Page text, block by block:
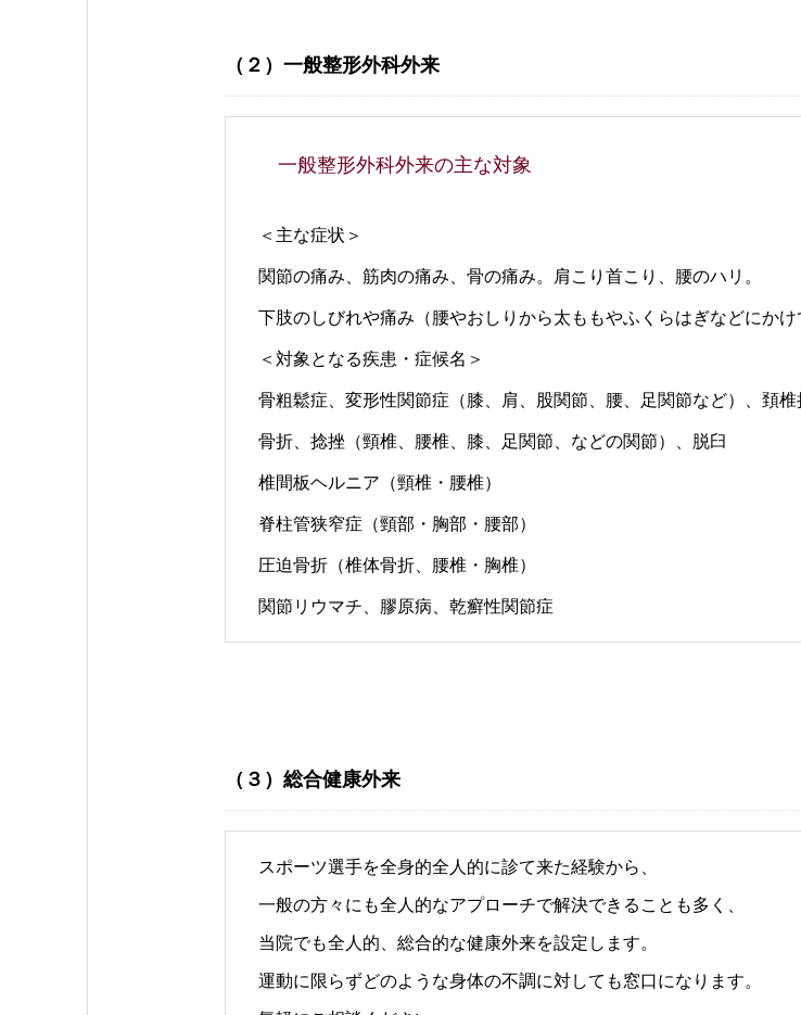
（２）一般整形外科外来
一般整形外科外来の主な対象
＜主な症状＞
関節の痛み、筋肉の痛み、骨の痛み。肩こり首こり、腰のハリ。
下肢のしびれや痛み（腰やおしりから太ももやふくらはぎなどにかけ
＜対象となる疾患・症候名＞
骨粗鬆症、変形性関節症（膝、肩、股関節、腰、足関節など）、頚
骨折、捻挫（頸椎、腰椎、膝、足関節、などの関節）、脱臼
椎間板ヘルニア（頸椎・腰椎）
脊柱管狭窄症（頸部・胸部・腰部）
圧迫骨折（椎体骨折、腰椎・胸椎）
関節リウマチ、膠原病、乾癬性関節症
（３）総合健康外来
スポーツ選手を全身的全人的に診て来た経験から、
一般の方々にも全人的なアプローチで解決できることも多く、
当院でも全人的、総合的な健康外来を設定します。
運動に限らずどのような身体の不調に対しても窓口になります。